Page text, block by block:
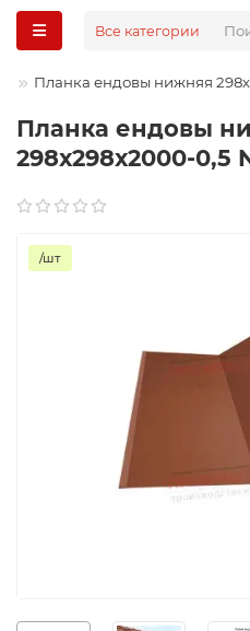
Все категории
Планка ендовы нижняя
Планка ендовы
298х298х2000-0,5
/шт